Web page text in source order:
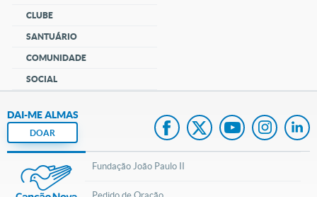
CLUBE
SANTUÁRIO
COMUNIDADE
SOCIAL
DAI-ME ALMAS
DOAR
Fundação João Paulo II